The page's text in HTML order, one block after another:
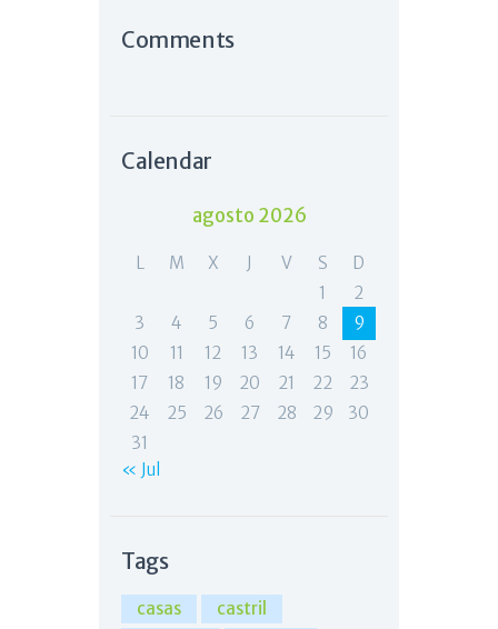
Comments
Calendar
agosto 2026
L M X J V S
D
1
2
3
4 5 6 7 8
9
10
11 12 13 14 15
16
17
18 19 20 21 22
23
24
25 26 27 28 29
30
31
« Jul
Tags
casas
castril